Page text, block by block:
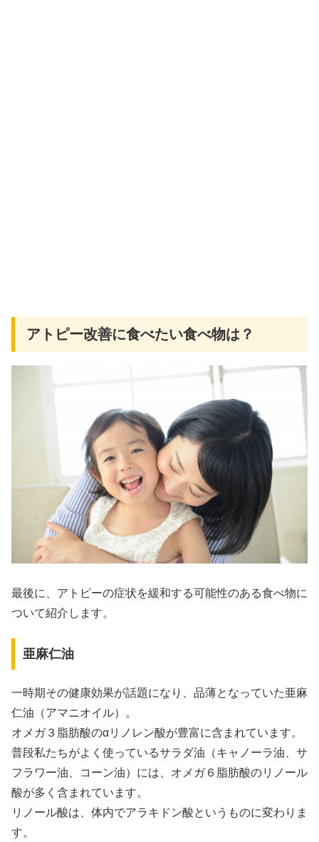
アトピー改善に食べたい食べ物は？
最後に、アトピーの症状を緩和する可能性のある食べ物に
ついて紹介します。
亜麻仁油
一時期その健康効果が話題になり、品薄となっていた亜麻
仁油（アマニオイル）。
オメガ３脂肪酸のαリノレン酸が豊富に含まれています。
普段私たちがよく使っているサラダ油（キャノーラ油、サ
フラワー油、コーン油）には、オメガ６脂肪酸のリノール
酸が多く含まれています。
リノール酸は、体内でアラキドン酸というものに変わりま
す。